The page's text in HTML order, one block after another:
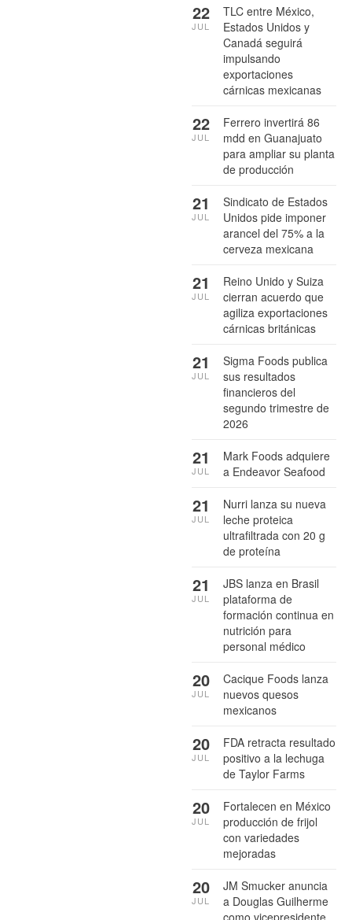
TLC entre México,
Estados Unidos y
Canadá seguirá
impulsando
exportaciones
cárnicas mexicanas
22
JUL
Ferrero invertirá 86
mdd en Guanajuato
para ampliar su planta
de producción
22
JUL
Sindicato de Estados
Unidos pide imponer
arancel del 75% a la
cerveza mexicana
21
JUL
Reino Unido y Suiza
cierran acuerdo que
agiliza exportaciones
cárnicas británicas
21
JUL
Sigma Foods publica
sus resultados
financieros del
segundo trimestre de
2026
21
JUL
Mark Foods adquiere
a Endeavor Seafood
21
JUL
Nurri lanza su nueva
leche proteica
ultrafiltrada con 20 g
de proteína
21
JUL
JBS lanza en Brasil
plataforma de
formación continua en
nutrición para
personal médico
21
JUL
Cacique Foods lanza
nuevos quesos
mexicanos
20
JUL
FDA retracta resultado
positivo a la lechuga
de Taylor Farms
20
JUL
Fortalecen en México
producción de frijol
con variedades
mejoradas
20
JUL
JM Smucker anuncia
a Douglas Guilherme
20
JUL